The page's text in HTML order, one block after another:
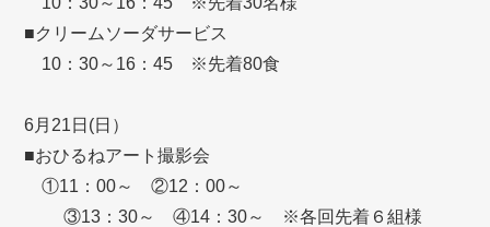
■クリームソーダサービス
10：30～16：45 ※先着80食
6月21日(日）
■おひるねアート撮影会
①11：00～ ②12：00～
③13：30～ ④14：30～ ※各回先着６組様